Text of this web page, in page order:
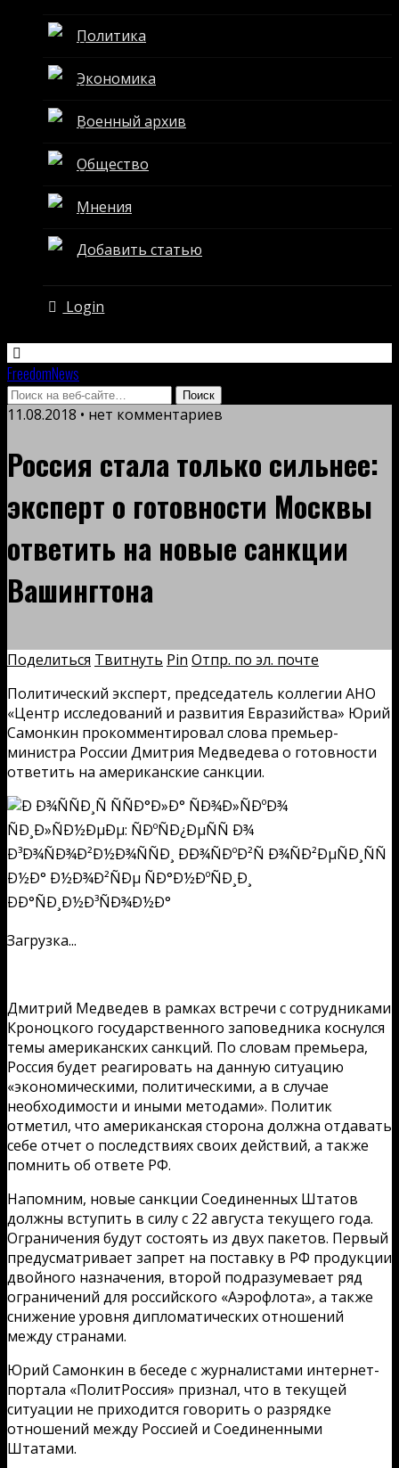
Политика
Экономика
Военный архив
Общество
Мнения
Добавить статью
Login
FreedomNews
11.08.2018 • нет комментариев
Россия стала только сильнее:
эксперт о готовности Москвы
ответить на новые санкции
Вашингтона
Поделиться Твитнуть Pin Отпр. по эл. почте
Политический эксперт, председатель коллегии АНО
«Центр исследований и развития Евразийства» Юрий
Самонкин прокомментировал слова премьер-
министра России Дмитрия Медведева о готовности
ответить на американские санкции.
Загрузка...
Дмитрий Медведев в рамках встречи с сотрудниками
Кроноцкого государственного заповедника коснулся
темы американских санкций. По словам премьера,
Россия будет реагировать на данную ситуацию
«экономическими, политическими, а в случае
необходимости и иными методами». Политик
отметил, что американская сторона должна отдавать
себе отчет о последствиях своих действий, а также
помнить об ответе РФ.
Напомним, новые санкции Соединенных Штатов
должны вступить в силу с 22 августа текущего года.
Ограничения будут состоять из двух пакетов. Первый
предусматривает запрет на поставку в РФ продукции
двойного назначения, второй подразумевает ряд
ограничений для российского «Аэрофлота», а также
снижение уровня дипломатических отношений
между странами.
Юрий Самонкин в беседе с журналистами интернет-
портала «ПолитРоссия» признал, что в текущей
ситуации не приходится говорить о разрядке
отношений между Россией и Соединенными
Штатами.